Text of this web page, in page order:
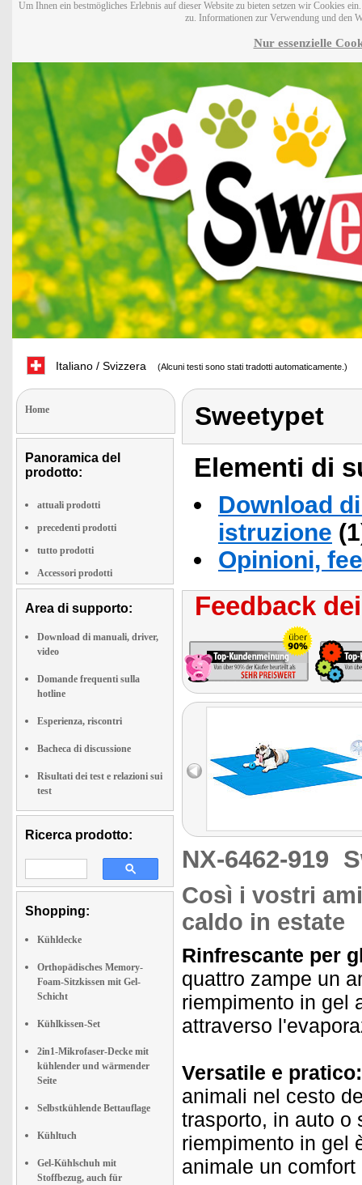
Um Ihnen ein bestmögliches Erlebnis auf dieser Website zu bieten setzen wir Cookies
zu. Informationen zur Verwendung und den
Nur essenzielle
Italiano / Svizzera (Alcuni testi sono stati tradotti automaticamente.)
Home
Panoramica del
prodotto:
attuali prodotti
precedenti prodotti
tutto prodotti
Accessori prodotti
Area di supporto:
Download di manuali, driver,
video
Domande frequenti sulla
hotline
Esperienza, riscontri
Bacheca di discussione
Risultati dei test e relazioni sui
test
Ricerca prodotto:
Shopping:
Kühldecke
Orthopädisches Memory-
Foam-Sitzkissen mit Gel-
Schicht
Kühlkissen-Set
2in1-Mikrofaser-Decke mit
kühlender und wärmender
Seite
Selbstkühlende Bettauflage
Kühltuch
Gel-Kühlschuh mit
Stoffbezug, auch für
Sweetypet
Elementi di
Download
istruzione
Opinioni,
Feedback
NX-6462-919
Così i vostri
caldo in estate
Rinfrescante per
quattro zampe un
riempimento in gel
attraverso
Versatile e pratico:
animali nel cesto
trasporto, in auto o
riempimento in gel
animale un